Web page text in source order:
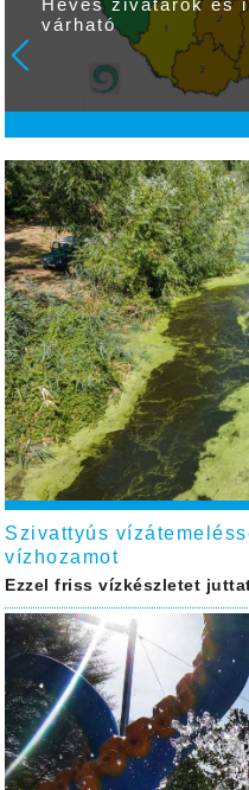
Heves zivatarok és
várható
Szivattyús
vízhozamot
Ezzel friss vízkészletet